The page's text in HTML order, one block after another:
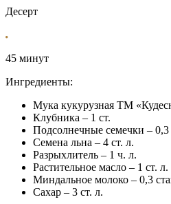
Десерт
45 минут
Ингредиенты:
Мука кукурузная ТМ
Клубника – 1 ст.
Подсолнечные семечки – 0,3
Семена льна – 4 ст. л.
Разрыхлитель – 1 ч. л.
Растительное масло – 1 ст. л.
Миндальное молоко – 0,3
Сахар – 3 ст. л.